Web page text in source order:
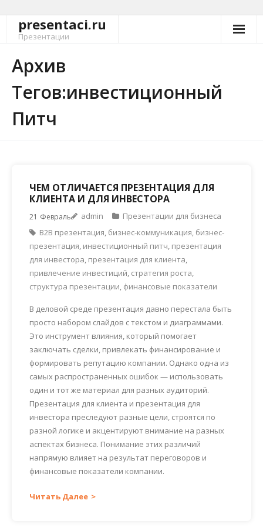
Перейтиpresentaci.ru
Презентации
Архив
Тегов:инвестиционный
Питч
ЧЕМ ОТЛИЧАЕТСЯ ПРЕЗЕНТАЦИЯ ДЛЯ
КЛИЕНТА И ДЛЯ ИНВЕСТОРА
21 Февраль admin
Презентации для бизнеса
B2B презентация, бизнес-коммуникация, бизнес-
презентация, инвестиционный питч, презентация
для инвестора, презентация для клиента,
привлечение инвестиций, стратегия роста,
структура презентации, финансовые показатели
В деловой среде презентация давно перестала быть
просто набором слайдов с текстом и диаграммами.
Это инструмент влияния, который помогает
заключать сделки, привлекать финансирование и
формировать репутацию компании. Однако одна из
самых распространенных ошибок — использовать
один и тот же материал для разных аудиторий.
Презентация для клиента и презентация для
инвестора преследуют разные цели, строятся по
разной логике и акцентируют внимание на разных
аспектах бизнеса. Понимание этих различий
напрямую влияет на результат переговоров и
финансовые показатели компании.
Читать Далее